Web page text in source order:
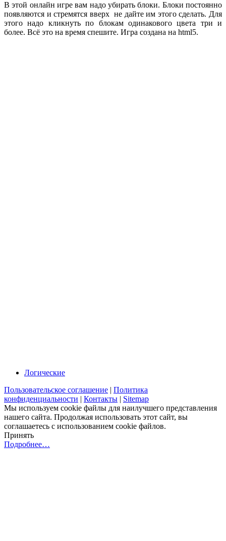
В этой онлайн игре вам надо убирать блоки. Блоки постоянно
появляются и стремятся вверх не дайте им этого сделать. Для
этого надо кликнуть по блокам одинакового цвета три и
более. Всё это на время спешите. Игра создана на html5.
Логические
Пользовательское соглашение | Политика
конфиденциальности | Контакты | Sitemap
Мы используем cookie файлы для наилучшего представления
нашего сайта. Продолжая использовать этот сайт, вы
соглашаетесь с использованием cookie файлов.
Принять
Подробнее…